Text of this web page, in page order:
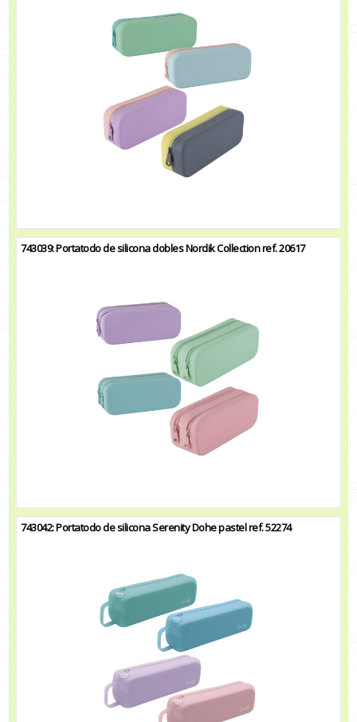
743039: Portatodo de silicona dobles Nordik Collection ref. 20617
743042: Portatodo de silicona Serenity Dohe pastel ref. 52274